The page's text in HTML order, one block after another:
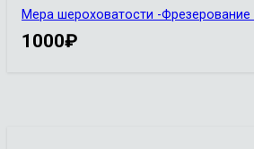
Мера шероховатости -Фрезерование
1000₽